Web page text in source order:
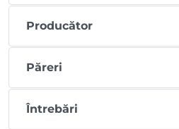
Producător
Păreri
Întrebări